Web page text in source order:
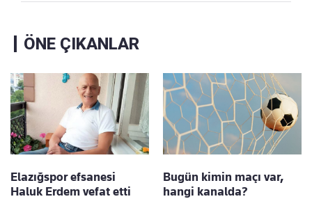
ÖNE ÇIKANLAR
Elazığspor efsanesi
Haluk Erdem vefat etti
Bugün kimin maçı var,
hangi kanalda?